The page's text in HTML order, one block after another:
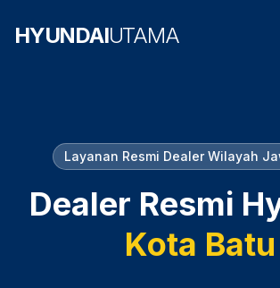
HYUNDAIUTAMA
Layanan Resmi Dealer Wilayah
Dealer Resmi
Kota Batu